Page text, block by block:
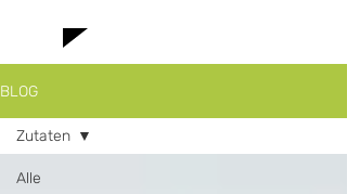
BLOG
Alle
Zutaten